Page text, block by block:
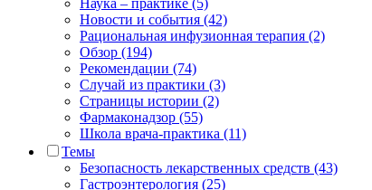
Наука – практике (5)
Новости и события (42)
Рациональная инфузионная терапия (2)
Обзор (194)
Рекомендации (74)
Случай из практики (3)
Страницы истории (2)
Фармаконадзор (55)
Школа врача-практика (11)
Темы
Безопасность лекарственных средств (43)
Гастроэнтерология (25)